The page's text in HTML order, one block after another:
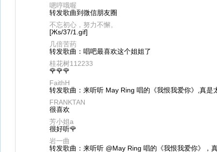
嗯哼哦喔
转发歌曲到微信朋友圈
不忘初心，努力不懈。
[Жs/37/1.gif]
几倍苦药
转发歌曲：唱吧最喜欢这个姐姐了
桂花树112233
🌹🌹🌹
FaithH
转发歌曲：来听听 May Ring 唱的《我恨我爱你》,真是
FRANKTAN
很喜欢
芳小姐a
很好听🌹
岩一曲
转发歌曲：来听听 @May Ring 唱的《我恨我爱你》，